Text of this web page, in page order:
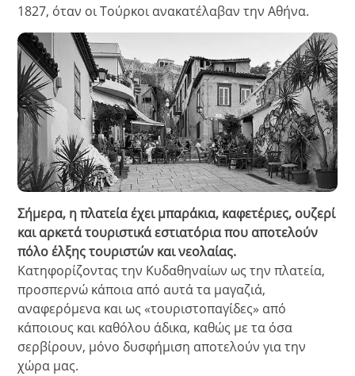
1827, όταν οι Τούρκοι ανακατέλαβαν την Αθήνα.
Σήμερα, η πλατεία έχει μπαράκια, καφετέριες, ουζερί
και αρκετά τουριστικά εστιατόρια που αποτελούν
πόλο έλξης τουριστών και νεολαίας.
Κατηφορίζοντας την Κυδαθηναίων ως την πλατεία,
προσπερνώ κάποια από αυτά τα μαγαζιά,
αναφερόμενα και ως «τουριστοπαγίδες» από
κάποιους και καθόλου άδικα, καθώς με τα όσα
σερβίρουν, μόνο δυσφήμιση αποτελούν για την
χώρα μας.